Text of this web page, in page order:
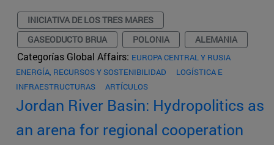
INICIATIVA DE LOS TRES MARES
GASEODUCTO BRUA
POLONIA ALEMANIA
Categorías Global Affairs: EUROPA CENTRAL Y RUSIA
ENERGÍA, RECURSOS Y SOSTENIBILIDAD
LOGÍSTICA E
INFRAESTRUCTURAS
ARTÍCULOS
Jordan River Basin: Hydropolitics as
an arena for regional cooperation